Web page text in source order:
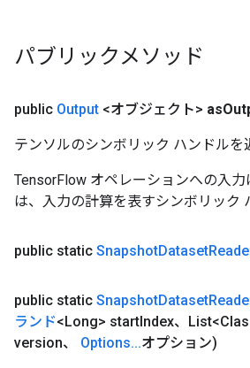
パブリックメソッド
public Output <オブジェクト> as
テンソルのシンボリック ハンドルを
TensorFlow オペレーションへの入
は、入力の計算を表すシンボリック
public static SnapshotDataset
public static SnapshotDataset
ランド<Long> startIndex、
version、 Options...オプション)